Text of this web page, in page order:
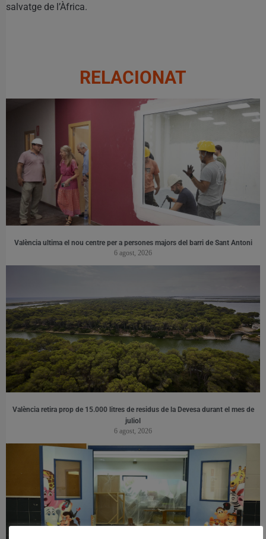
salvatge de l’Àfrica.
RELACIONAT
València ultima el nou centre per a persones majors del barri de Sant Antoni
6 agost, 2026
València retira prop de 15.000 litres de residus de la Devesa durant el mes de
juliol
6 agost, 2026